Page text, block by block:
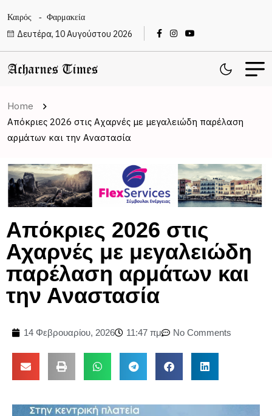
Καιρός Φαρμακεία
Δευτέρα, 10 Αυγούστου 2026
Home
Απόκριες 2026 στις Αχαρνές με μεγαλειώδη παρέλαση
αρμάτων και την Αναστασία
Απόκριες 2026 στις
Αχαρνές με μεγαλειώδη
παρέλαση αρμάτων και
την Αναστασία
14 Φεβρουαρίου, 2026 11:47 πμ No Comments